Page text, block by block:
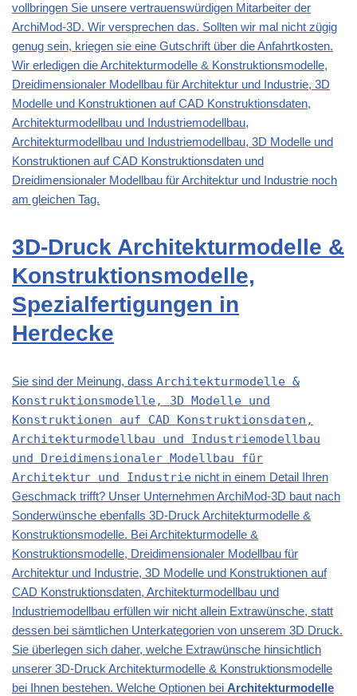
vollbringen Sie unsere vertrauenswürdigen Mitarbeiter der
ArchiMod-3D. Wir versprechen das. Sollten wir mal nicht zügig
genug sein, kriegen sie eine Gutschrift über die Anfahrtkosten.
Wir erledigen die Architekturmodelle & Konstruktionsmodelle,
Dreidimensionaler Modellbau für Architektur und Industrie, 3D
Modelle und Konstruktionen auf CAD Konstruktionsdaten,
Architekturmodellbau und Industriemodellbau,
Architekturmodellbau und Industriemodellbau, 3D Modelle und
Konstruktionen auf CAD Konstruktionsdaten und
Dreidimensionaler Modellbau für Architektur und Industrie noch
am gleichen Tag.
3D-Druck Architekturmodelle &
Konstruktionsmodelle,
Spezialfertigungen in
Herdecke
Sie sind der Meinung, dass Architekturmodelle &
Konstruktionsmodelle, 3D Modelle und
Konstruktionen auf CAD Konstruktionsdaten,
Architekturmodellbau und Industriemodellbau
und Dreidimensionaler Modellbau für
Architektur und Industrie nicht in einem Detail Ihren
Geschmack trifft? Unser Unternehmen ArchiMod-3D baut nach
Sonderwünsche ebenfalls 3D-Druck Architekturmodelle &
Konstruktionsmodelle. Bei Architekturmodelle &
Konstruktionsmodelle, Dreidimensionaler Modellbau für
Architektur und Industrie, 3D Modelle und Konstruktionen auf
CAD Konstruktionsdaten, Architekturmodellbau und
Industriemodellbau erfüllen wir nicht allein Extrawünsche, statt
dessen bei sämtlichen Unterkategorien von unserem 3D Druck.
Sie überlegen sich daher, welche Extrawünsche hinsichtlich
unserer 3D-Druck Architekturmodelle & Konstruktionsmodelle
bei Ihnen bestehen. Welche Optionen bei Architekturmodelle